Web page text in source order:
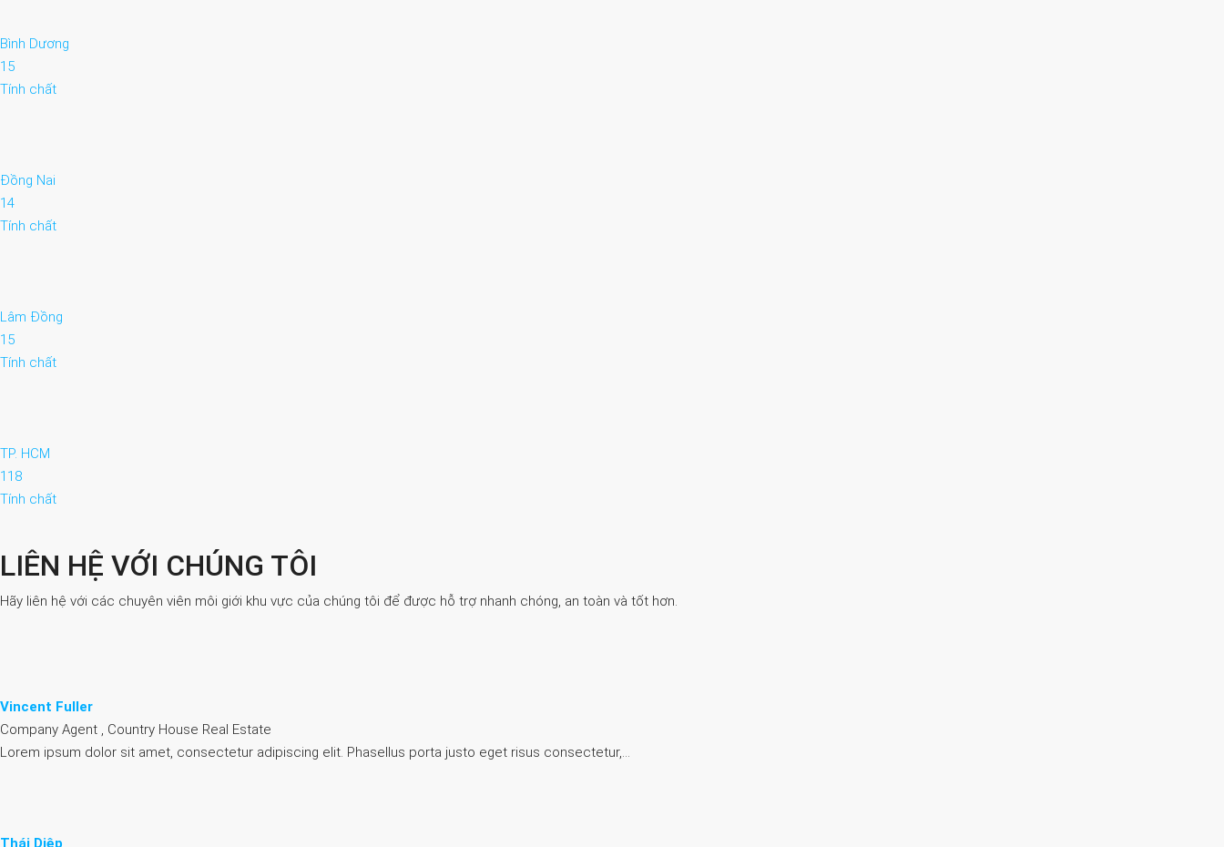
Bình Dương
15
Tính chất
Đồng Nai
14
Tính chất
Lâm Đồng
15
Tính chất
TP. HCM
118
Tính chất
LIÊN HỆ VỚI CHÚNG TÔI
Hãy liên hệ với các chuyên viên môi giới khu vực của chúng tôi để được hỗ trợ nhanh chóng, an toàn và tốt hơn.
Vincent Fuller
Company Agent , Country House Real Estate
Lorem ipsum dolor sit amet, consectetur adipiscing elit. Phasellus porta justo eget risus consectetur,…
Thái Diệp